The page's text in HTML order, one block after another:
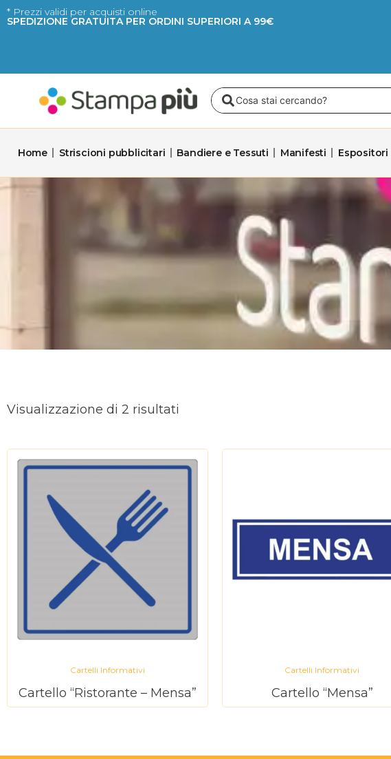
Vai
al
* Prezzi validi per acquisti online
SPEDIZIONE GRATUITA PER ORDINI SUPERIORI A 99€
Search
Home Striscioni pubblicitari Bandiere e Tessuti Manifesti Espositori
Visualizzazione di 2 risultati
più
recente
Cartelli Informativi
Cartello “Ristorante – Mensa”
Cartelli Informativi
Cartello “Mensa”